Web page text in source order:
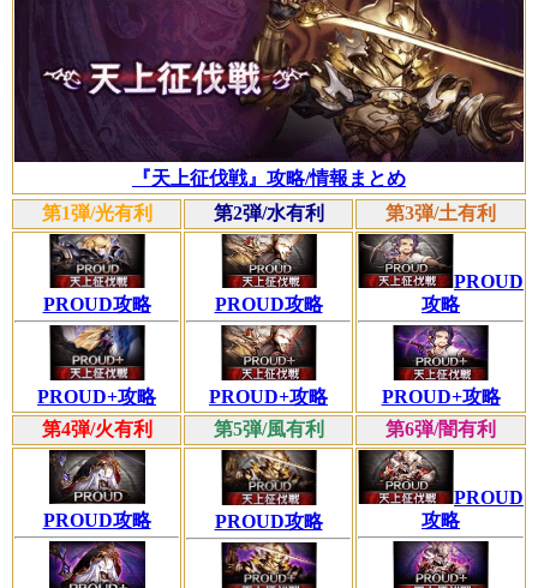
『天上征伐戦』攻略/情報まとめ
第1弾/光有利
第2弾/水有利 第3弾/土有利
PROUD攻略
PROUD+攻略
PROUD攻略
PROUD+攻略
PROUD
攻略
PROUD+攻略
第4弾/火有利
第5弾/風有利 第6弾/闇有利
PROUD攻略 PROUD攻略
PROUD
攻略